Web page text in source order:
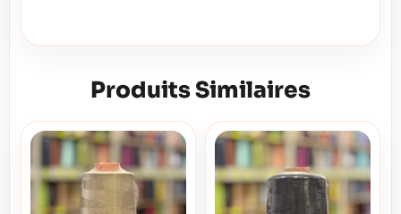
Produits Similaires